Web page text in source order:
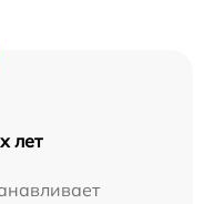
лет